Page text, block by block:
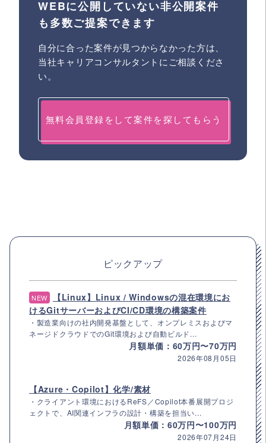
WEBに公開していない非公開案件
も多数ご提案できます
自分に合った案件が見つからなかった方は、
当社キャリアコンサルタントにご相談くださ
い。
無料会員登録をして案件を探してもらう
ピックアップ
NEW
【Linux】Linux / Windowsの混在環境にお
けるGitサーバーおよびCI/CD環境の構築案件
・製造業向けの社内開発基盤として、オンプレミスおよびマ
ネージドクラウドでのGit環境および自動ビルド...
月額単価：60万円〜70万円
2026年08月05日
【Azure・Copilot】化学/素材
・クライアント環境におけるReFS／Copilot本番展開プロジ
ェクトで、AI関連インフラの設計・構築を担当い...
月額単価：60万円〜100万円
2026年07月24日